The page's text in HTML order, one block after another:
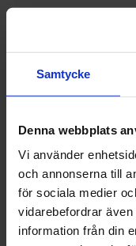
Samtycke
Denna webbplats
Vi använder
och annonserna till
för sociala medier
vidarebefordrar
information från din
Helt rätt:
och det
och blir
Mejla
27 augusti